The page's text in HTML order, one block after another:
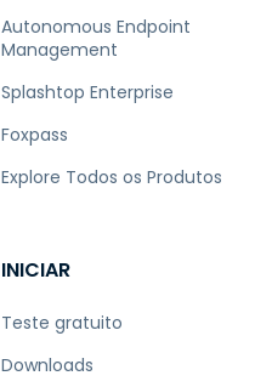
Autonomous Endpoint
Management
Splashtop Enterprise
Foxpass
Explore Todos os Produtos
INICIAR
Teste gratuito
Downloads